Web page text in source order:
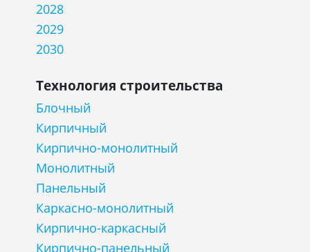
2028
2029
2030
Технология строительства
Блочный
Кирпичный
Кирпично-монолитный
Монолитный
Панельный
Каркасно-монолитный
Кирпично-каркасный
Кирпично-панельный